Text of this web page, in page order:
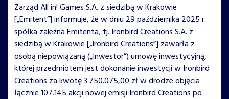
Zarząd All in! Games S.A. z siedzibą w Krakowie
[„Emitent”] informuje, że w dniu 29 października 2025 r.
spółka zależna Emitenta, tj. Ironbird Creations S.A. z
siedzibą w Krakowie [„Ironbird Creations”] zawarła z
osobą niepowiązaną („Inwestor”) umowę inwestycyjną,
której przedmiotem jest dokonanie inwestycji w Ironbird
Creations za kwotę 3.750.075,00 zł w drodze objęcia
łącznie 107.145 akcji nowej emisji Ironbird Creations po